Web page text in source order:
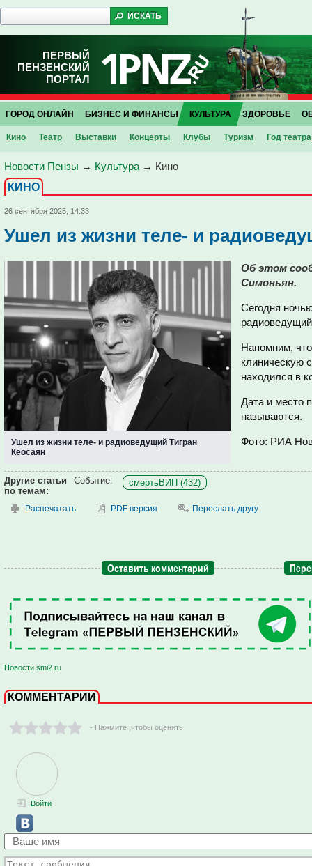
ПЕРВЫЙ
ПЕНЗЕНСКИЙ
ПОРТАЛ
ГОРОД ОНЛАЙН БИЗНЕС И ФИНАНСЫ КУЛЬТУРА
Кино Театр Выставки Концерты Клубы Туризм Год театра
ЗДОРОВЬЕ
Новости Пензы → Культура → Кино
КИНО
26 сентября 2025, 14:33
Ушел из жизни теле- и
Ушел из жизни теле- и радиоведущий Тигран
Кеосаян
Об этом
Симоньян.
Сегодня
Напомним,
клиническую
находился в
Дата и место
называются.
Фото: РИА
Другие статьи
по темам:
Событие: смертьВИП (432)
Распечатать PDF версия Переслать другу
Оставить комментарий
Новости smi2.ru
КОММЕНТАРИИ
- Нажмите ,чтобы оценить
Войти